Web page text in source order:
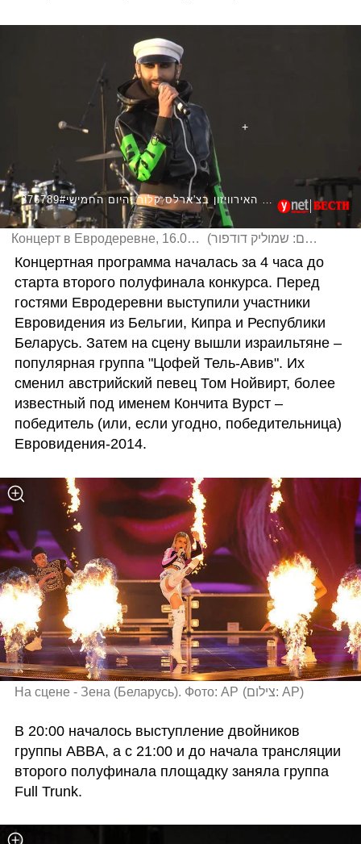
Концерт в Евродеревне, 16.05.19 (צילום: שמוליק דודפור
Концертная программа началась за 4 часа до
старта второго полуфинала конкурса. Перед
гостями Евродеревни выступили участники
Евровидения из Бельгии, Кипра и Республики
Беларусь. Затем на сцену вышли израильтяне –
популярная группа "Цофей Тель-Авив". Их
сменил австрийский певец Том Нойвирт, более
известный под именем Кончита Вурст –
победитель (или, если угодно, победительница)
Евровидения-2014.
На сцене - Зена (Беларусь). Фото: AP ( צילום: AP)
В 20:00 началось выступление двойников
группы ABBA, а с 21:00 и до начала трансляции
второго полуфинала площадку заняла группа
Full Trunk.